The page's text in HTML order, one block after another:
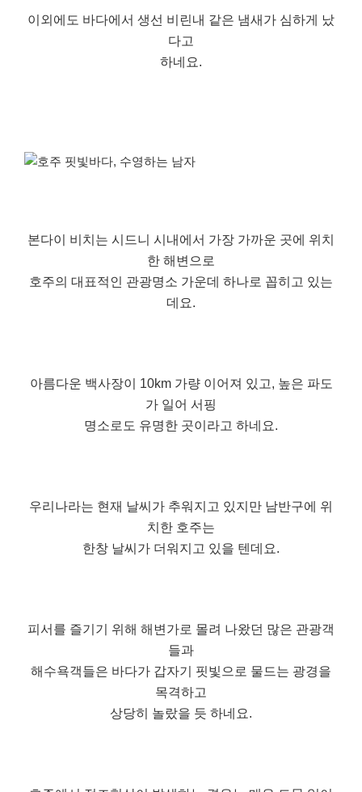
이외에도 바다에서 생선 비린내 같은 냄새가 심하게 났
다고
하네요.
본다이 비치는 시드니 시내에서 가장 가까운 곳에 위치
한 해변으로
호주의 대표적인 관광명소 가운데 하나로 꼽히고 있는
데요.
아름다운 백사장이 10km 가량 이어져 있고, 높은 파도
가 일어 서핑
명소로도 유명한 곳이라고 하네요.
우리나라는 현재 날씨가 추워지고 있지만 남반구에 위
치한 호주는
한창 날씨가 더워지고 있을 텐데요.
피서를 즐기기 위해 해변가로 몰려 나왔던 많은 관광객
들과
해수욕객들은 바다가 갑자기 핏빛으로 물드는 광경을
목격하고
상당히 놀랐을 듯 하네요.